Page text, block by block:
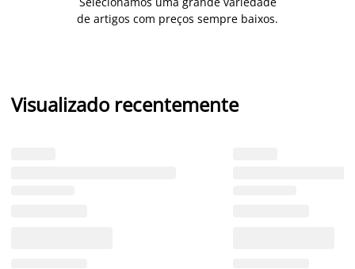
de artigos com preços sempre baixos.
Visualizado recentemente